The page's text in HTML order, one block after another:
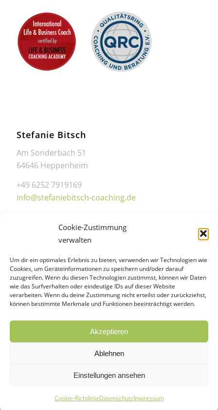
Cookie-Zustimmung
verwalten
Um dir ein optimales Erlebnis zu bieten, verwenden wir Technologien wie
Cookies, um Geräteinformationen zu speichern und/oder darauf
zuzugreifen. Wenn du diesen Technologien zustimmst, können wir Daten
wie das Surfverhalten oder eindeutige IDs auf dieser Website
verarbeiten. Wenn du deine Zustimmung nicht erteilst oder zurückziehst,
können bestimmte Merkmale und Funktionen beeinträchtigt werden.
Akzeptieren
Ablehnen
Einstellungen ansehen
Cookie-RichtlinieDatenschutzImpressum
Stefanie Bitsch
Am Sonderbach 51
64646 Heppenheim
+49 6252 7919169
info@stefaniebitsch-coaching.de
Sprechzeiten
Mo.-Do.: 14:00-18:00 Uhr
Freitag: 08:00-18:00 Uhr
Samstag: 09:00-14:00 Uhr
Termine nach Vereinbarung
Datenschutz Cookie-Richtlinie (EU)